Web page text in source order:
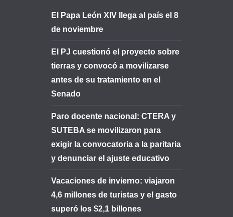
El Papa León XIV llega al país el 8
de noviembre
El PJ cuestionó el proyecto sobre
tierras y convocó a movilizarse
antes de su tratamiento en el
Senado
Paro docente nacional: CTERA y
SUTEBA se movilizaron para
exigir la convocatoria a la paritaria
y denunciar el ajuste educativo
Vacaciones de invierno: viajaron
4,6 millones de turistas y el gasto
superó los $2,1 billones